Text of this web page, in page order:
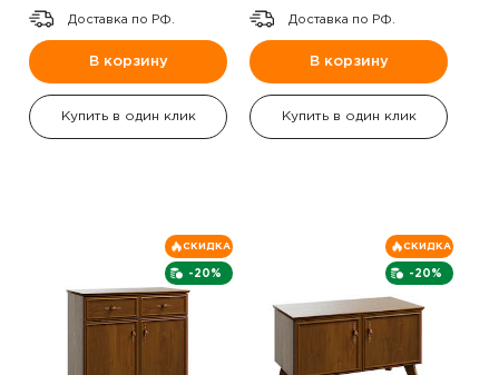
Доставка по РФ.
В корзину
Купить в один клик
Доставка по РФ.
В корзину
Купить в один клик
-20%
СКИДКА
-20%
СКИДКА